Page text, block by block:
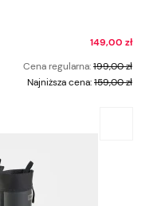
149,00 zł
Cena regularna:199,00 zł
Najniższa cena:159,00 zł